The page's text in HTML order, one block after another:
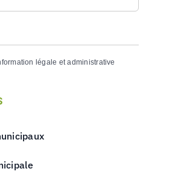
légale et administrative